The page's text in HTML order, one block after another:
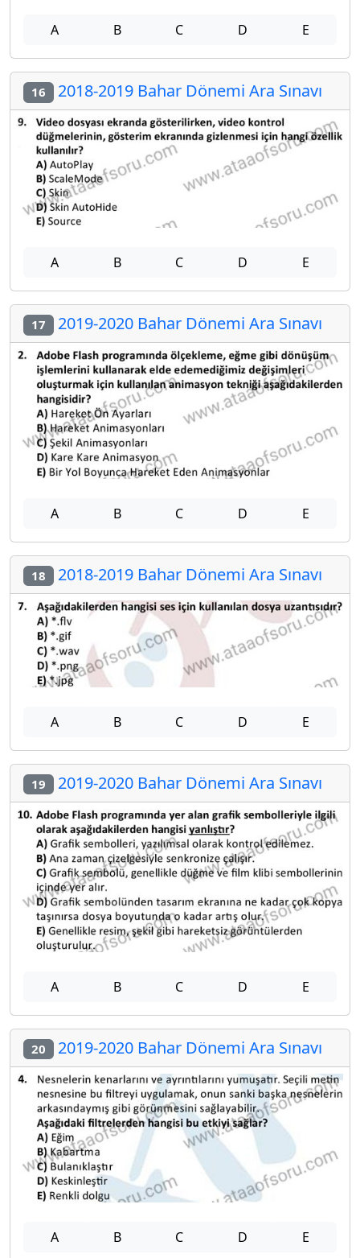
A B C D E
16 2018-2019 Bahar Dönemi Ara Sınavı
A B C D E
17 2019-2020 Bahar Dönemi Ara Sınavı
A B C D E
18 2018-2019 Bahar Dönemi Ara Sınavı
A B C D E
19 2019-2020 Bahar Dönemi Ara Sınavı
A B C D E
20 2019-2020 Bahar Dönemi Ara Sınavı
A B C D E